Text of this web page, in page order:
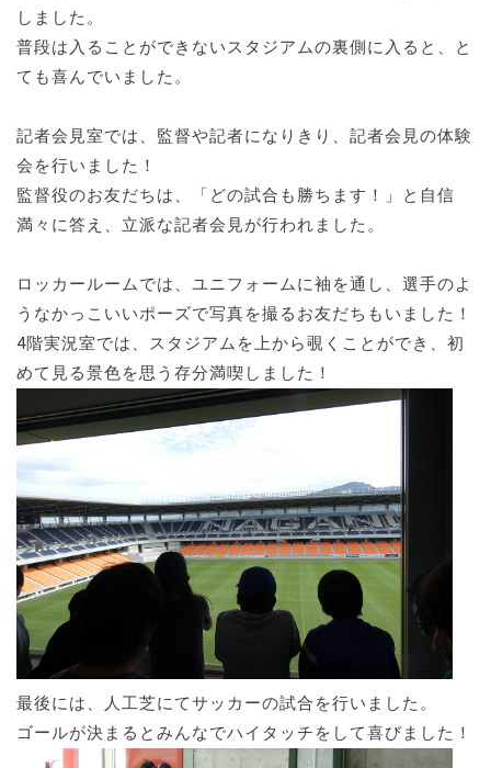
しました。
普段は入ることができないスタジアムの裏側に入ると、と
ても喜んでいました。
記者会見室では、監督や記者になりきり、記者会見の体験
会を行いました！
監督役のお友だちは、「どの試合も勝ちます！」と自信
満々に答え、立派な記者会見が行われました。
ロッカールームでは、ユニフォームに袖を通し、選手のよ
うなかっこいいポーズで写真を撮るお友だちもいました！
4階実況室では、スタジアムを上から覗くことができ、初
めて見る景色を思う存分満喫しました！
最後には、人工芝にてサッカーの試合を行いました。
ゴールが決まるとみんなでハイタッチをして喜びました！